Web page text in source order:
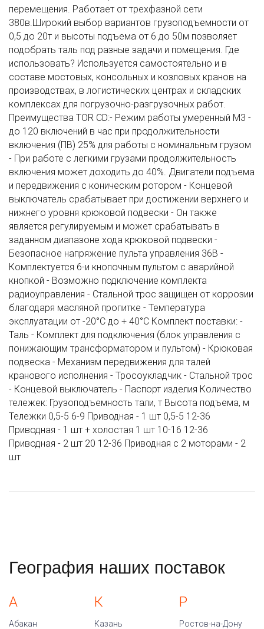
перемещения. Работает от трехфазной сети
380в.Широкий выбор вариантов грузоподъемности от
0,5 до 20т и высоты подъема от 6 до 50м позволяет
подобрать таль под разные задачи и помещения. Где
использовать? Используется самостоятельно и в
составе мостовых, консольных и козловых кранов на
производствах, в логистических центрах и складских
комплексах для погрузочно-разгрузочных работ.
Преимущества TOR CD:- Режим работы умеренный М3 -
до 120 включений в час при продолжительности
включения (ПВ) 25% для работы с номинальным грузом
- При работе с легкими грузами продолжительность
включения может доходить до 40%. Двигатели подъема
и передвижения с коническим ротором - Концевой
выключатель срабатывает при достижении верхнего и
нижнего уровня крюковой подвески - Он также
является регулируемым и может срабатывать в
заданном диапазоне хода крюковой подвески -
Безопасное напряжение пульта управления 36В -
Комплектуется 6-и кнопочным пультом с аварийной
кнопкой - Возможно подключение комплекта
радиоуправления - Стальной трос защищен от коррозии
благодаря масляной пропитке - Температура
эксплуатации от -20°C до + 40°C Комплект поставки: -
Таль - Комплект для подключения (блок управления с
понижающим трансформатором и пультом) - Крюковая
подвеска - Механизм передвижения для талей
кранового исполнения - Тросоукладчик - Стальной трос
- Концевой выключатель - Паспорт изделия Количество
тележек: Грузоподъемность тали, т Высота подъема, м
Тележки 0,5-5 6-9 Приводная - 1 шт 0,5-5 12-36
Приводная - 1 шт + холостая 1 шт 10-16 12-36
Приводная - 2 шт 20 12-36 Приводная с 2 моторами - 2
шт
География наших поставок
А
Абакан
К
Казань
Р
Ростов-на-Дону